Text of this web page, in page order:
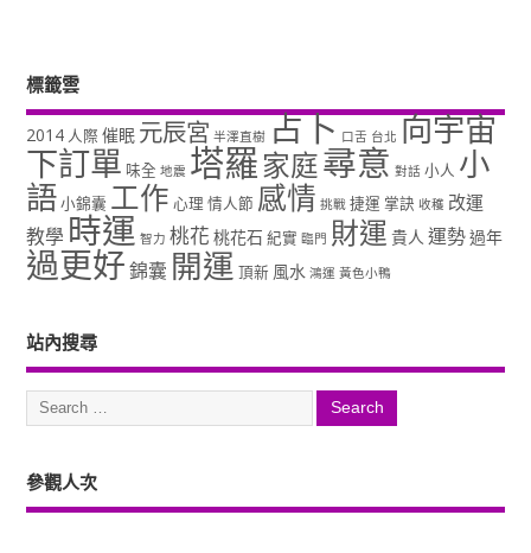
標籤雲
2014人際 催眠 元辰宮 半澤直樹 占卜 口舌 台北 向宇宙
下訂單 味全 地震 塔羅家庭尋意 對話 小人 小
語小錦囊 工作 心理情人節 感情 挑戰 捷運 掌訣 收穫 改運
教學 時運 智力 桃花 桃花石 紀實 臨門 財運 貴人 運勢過年
過更好錦囊 開運 頂新 風水 鴻運 黃色小鴨
站內搜尋
參觀人次